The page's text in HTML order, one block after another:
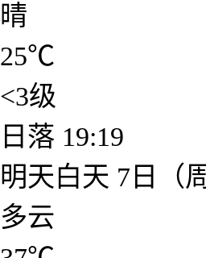
晴
25℃
<3级
日落 19:19
明天白天 7日（
多云